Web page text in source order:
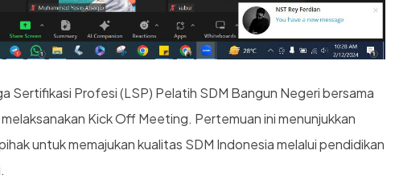
Sertifikasi Profesi (LSP) Pelatih SDM Bangun Negeri bersama
Kick Off Meeting. Pertemuan ini menunjukkan
untuk memajukan kualitas SDM Indonesia melalui pendidikan